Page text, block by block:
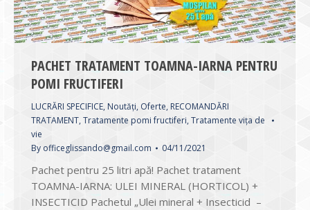
PACHET TRATAMENT TOAMNA-IARNA PENTRU
POMI FRUCTIFERI
LUCRĂRI SPECIFICE, Noutăți, Oferte, RECOMANDĂRI
TRATAMENT, Tratamente pomi fructiferi,Tratamente vița de
vie
By officeglissando@gmail.com 04/11/2021
Pachet pentru 25 litri apă! Pachet tratament
TOAMNA-IARNA: ULEI MINERAL (HORTICOL) +
INSECTICID Pachetul „Ulei mineral + Insecticid –